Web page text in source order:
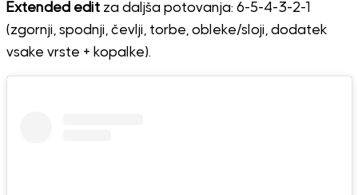
Extended editza daljša potovanja: 6-5-4-3-2-1
(zgornji, spodnji, čevlji, torbe, obleke/sloji, dodatek
vsake vrste + kopalke).